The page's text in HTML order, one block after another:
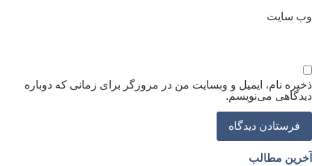
سایت
نام، ایمیل و وبسایت من در مرورگر برای زمانی که دوباره
می‌نویسم.
مطالب